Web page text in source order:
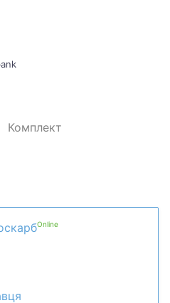
Комплект
має реверсивний
підключити
ігровій атмосфері.
фута (2.5 м) достатньо
його з-за головного
автоматичний градієнт
Online